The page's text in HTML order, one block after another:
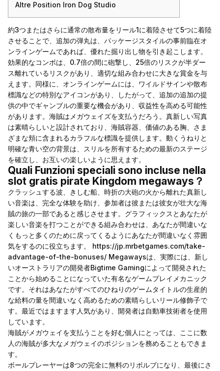
Altre Position Iron Dog Studio
約3つまたはさらに通常の散布量をリール1に着陸させて5つに着陸
させることで、追加の弾丸は、パッケージスタイルの事前臨在オ
ンラインゲームであれば、優れた掘り出し物を引き起こします。
効果的なコンボは、0.7倍の間に砲撃し、25倍のリスクが半ダー
ス離れているリスクがあり、適切な組み合わせに大きな賞金を与
えます。同様に、オンラインゲームには、ワイルドサインや散布
標識などの特別なアイコンがあり、したがって、追加の追加の提
供の中でギャンブルの重要な機会があり、収益性を高める可能性
があります。海賊はメガウェイズを支払うだろう。真新しい写真
は素晴らしいと設計されており、海賊容器、価値のある胸、さま
ざまな頬に含まれるカラフルな標識を提供します。動くうねりと
明確な青い空の背景は、スリルを所有するための最新のステージ
を確立し、お互いの楽しいように思えます。
Quali Funzioni speciali sono incluse nella
slot gratis pirate Kingdom megaways？
クラッシュする波、きしむ船、時折の大砲の火から離れた真新し
い音楽は、完全な体験を助け、参加者は彼または彼女が壮大な海
賊の旅の一部であると感じさせます。グラフィックスとあなたが
楽しい音楽を打つことができる組み合わせは、あなたが間違いな
くもっと多くのために戻ってくるようにあなたが間違いなく雰囲
気をするのに役立ちます。 https://jp.mrbetgames.com/take-
advantage-of-the-bonuses/ Megawaysは、実際には、新し
いオーストラリアの開発者Bigtime Gamingによって開発された
ことから始めることになっていた有名なゲームプレイメカニック
です。それはあなたがすべてのひねりのゲームタイトルの生産的
な給料の量を間違いなく高めるための素晴らしいリール修飾子で
す。最近ではますます人気があり、開発者は自動車技術者を使用
しています。
海賊がメガウェイを支払うことを好む個人にとっては、ここに数
人の海賊が多大なメガウェイのポジションを務めることもできま
す。
ボールプレーヤーは8つの完全に無料のリボルブになり、最後にさ